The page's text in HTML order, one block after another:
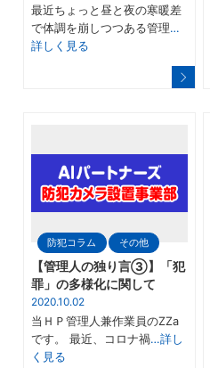
最近ちょっと昼と夜の寒暖差
で体調を崩しつつある管理…
詳しく見る
防犯コラム その他
【管理人の独り言③】「犯
罪」の多様化に関して
2020.10.02
当ＨＰ管理人兼作業員のZZa
です。 最近、コロナ禍…詳し
く見る